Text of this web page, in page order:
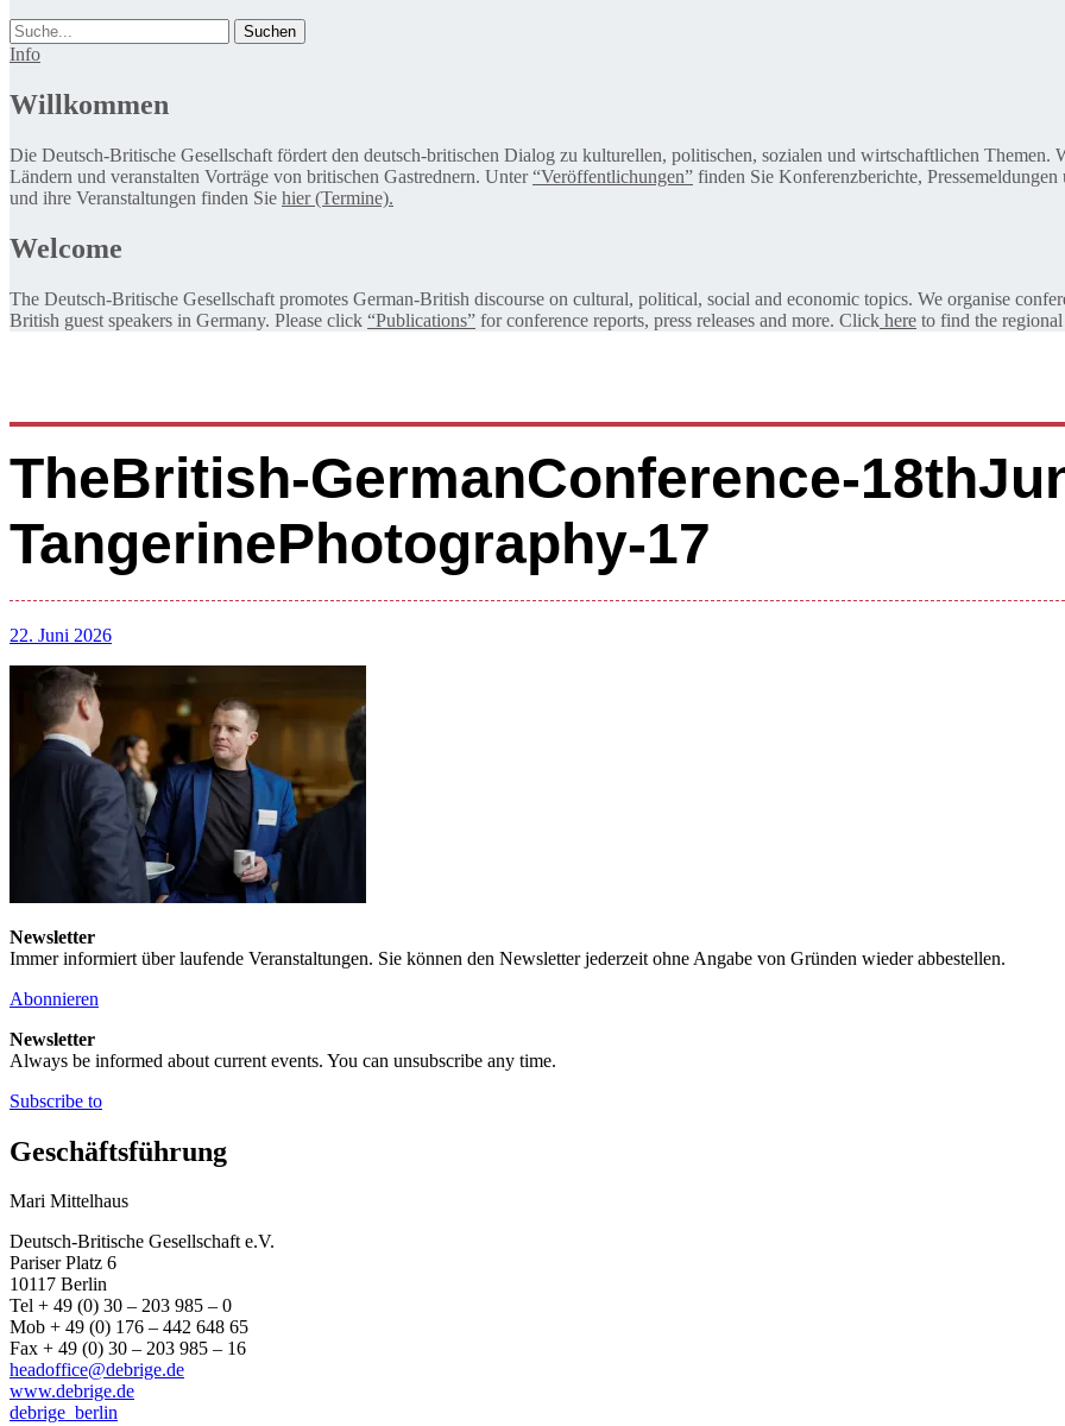
Suche
Info
Willkommen
Die Deutsch-Britische Gesellschaft fördert den deutsch-britischen Dialog zu kulturellen, politischen, sozialen und wirtschaftlichen Themen.
Ländern und veranstalten Vorträge von britischen Gastrednern. Unter“Veröffentlichungen” finden Sie Konferenzberichte,
und ihre Veranstaltungen finden Sie hier (Termine).
Welcome
The Deutsch-Britische Gesellschaft promotes German-British discourse on cultural, political, social and economic topics. We organise
British guest speakers in Germany. Please click “Publications” for conference reports, press releases and more. Click here to find the
TheBritish-GermanConference-
TangerinePhotography-17
22. Juni 2026
Newsletter
Immer informiert über laufende Veranstaltungen. Sie können den Newsletter jederzeit ohne Angabe von Gründen wieder abbestellen.
Abonnieren
Newsletter
Always be informed about current events. You can unsubscribe any time.
Subscribe to
Geschäftsführung
Mari Mittelhaus
Deutsch-Britische Gesellschaft e.V.
Pariser Platz 6
10117 Berlin
Tel + 49 (0) 30 – 203 985 – 0
Mob + 49 (0) 176 – 442 648 65
Fax + 49 (0) 30 – 203 985 – 16
headoffice@debrige.de
www.debrige.de
debrige_berlin